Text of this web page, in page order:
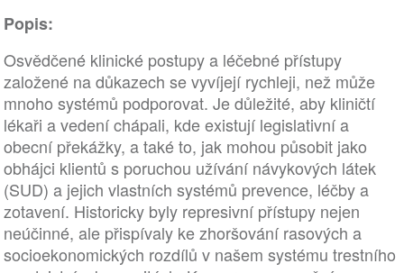
Popis:
Osvědčené klinické postupy a léčebné přístupy
založené na důkazech se vyvíjejí rychleji, než může
mnoho systémů podporovat. Je důležité, aby kliničtí
lékaři a vedení chápali, kde existují legislativní a
obecní překážky, a také to, jak mohou působit jako
obhájci klientů s poruchou užívání návykových látek
(SUD) a jejich vlastních systémů prevence, léčby a
zotavení. Historicky byly represivní přístupy nejen
neúčinné, ale přispívaly ke zhoršování rasových a
socioekonomických rozdílů v našem systému trestního